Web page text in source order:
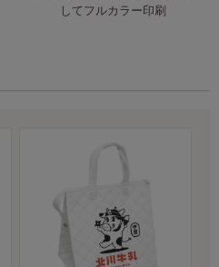
してフルカラー印刷